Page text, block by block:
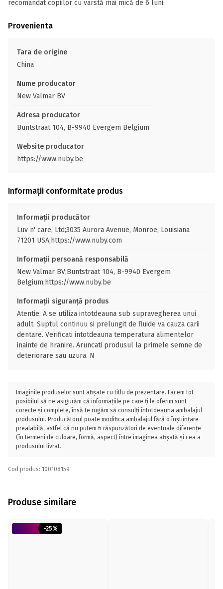
recomandat copiilor cu vârstă mai mică de 6 luni.
Provenienta
Tara de origine
China
Nume producator
New Valmar BV
Adresa producator
Buntstraat 104, B-9940 Evergem Belgium
Website producator
https://www.nuby.be
Informații conformitate produs
Informații producător
Luv n' care, Ltd;3035 Aurora Avenue, Monroe, Louisiana
71201 USA;https://www.nuby.com
Informații persoană responsabilă
New Valmar BV;Buntstraat 104, B-9940 Evergem
Belgium;https://www.nuby.be
Informații siguranță produs
Atentie: A se utiliza intotdeauna sub supravegherea unui
adult. Suptul continuu si prelungit de fluide va cauza carii
dentare. Verificati intotdeauna temperatura alimentelor
inainte de hranire. Aruncati produsul la primele semne de
deteriorare sau uzura. N
Imaginile produselor sunt afișate cu titlu de prezentare. Facem tot
posibilul să ne asigurăm că informațiile pe care ți le oferim sunt
corecte și complete, însă te rugăm să consulți întotdeauna ambalajul
produsului. Producătorul poate modifica ambalajul fără o înștiințare
prealabilă, astfel că nu putem fi răspunzători de eventuale diferențe
(în termeni de culoare, formă, aspect) între imaginea afișată și cea a
produsului livrat.
Cod produs: 100108159
Produse similare
-25%